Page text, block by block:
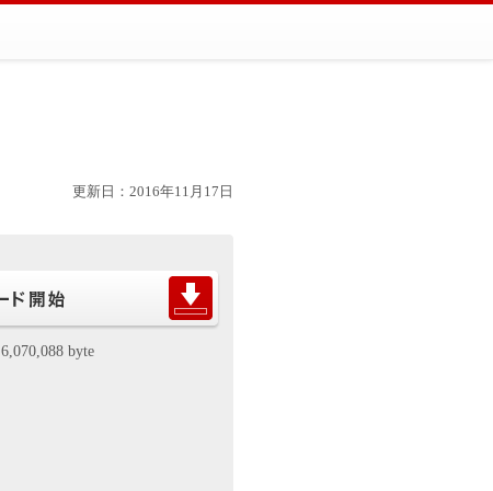
更新日：2016年11月17日
6,070,088 byte